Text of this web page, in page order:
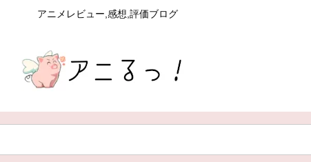
アニメレビュー,感想,評価ブログ